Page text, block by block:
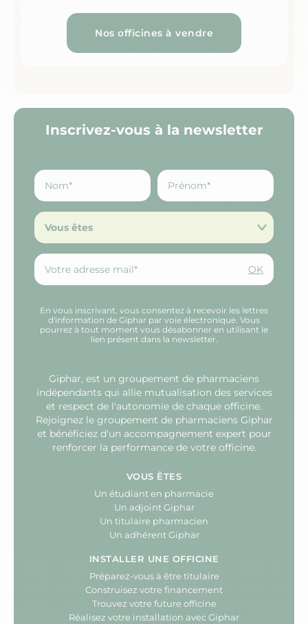
Nos officines à vendre
Inscrivez-vous à la newsletter
Vous êtes
OK
En vous inscrivant, vous consentez à recevoir les lettres
d'information de Giphar par voie électronique. Vous
pourrez à tout moment vous désabonner en utilisant le
lien présent dans la newsletter.
Giphar, est un groupement de pharmaciens
indépendants qui allie mutualisation des services
et respect de l'autonomie de chaque officine.
Rejoignez le groupement de pharmaciens Giphar
et bénéficiez d'un accompagnement expert pour
renforcer la performance de votre officine.
VOUS ÊTES
Un étudiant en pharmacie
Un adjoint Giphar
Un titulaire pharmacien
Un adhérent Giphar
INSTALLER UNE OFFICINE
Préparez-vous à être titulaire
Construisez votre financement
Trouvez votre future officine
Réalisez votre installation avec Giphar